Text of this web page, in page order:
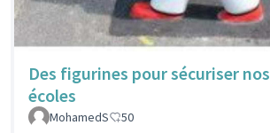
Des figurines pour sécuriser nos
écoles
MohamedS 50